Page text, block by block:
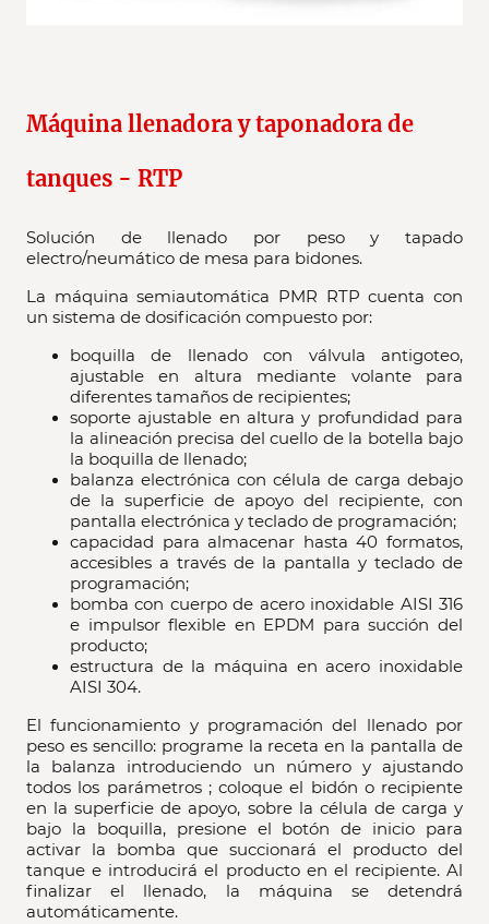
Máquina llenadora y taponadora de
tanques - RTP
Solución de llenado por peso y tapado
electro/neumático de mesa para bidones.
La máquina semiautomática PMR RTP cuenta con
un sistema de dosificación compuesto por:
boquilla de llenado con válvula antigoteo,
ajustable en altura mediante volante para
diferentes tamaños de recipientes;
soporte ajustable en altura y profundidad para
la alineación precisa del cuello de la botella bajo
la boquilla de llenado;
balanza electrónica con célula de carga debajo
de la superficie de apoyo del recipiente, con
pantalla electrónica y teclado de programación;
capacidad para almacenar hasta 40 formatos,
accesibles a través de la pantalla y teclado de
programación;
bomba con cuerpo de acero inoxidable AISI 316
e impulsor flexible en EPDM para succión del
producto;
estructura de la máquina en acero inoxidable
AISI 304.
El funcionamiento y programación del llenado por
peso es sencillo: programe la receta en la pantalla de
la balanza introduciendo un número y ajustando
todos los parámetros ; coloque el bidón o recipiente
en la superficie de apoyo, sobre la célula de carga y
bajo la boquilla, presione el botón de inicio para
activar la bomba que succionará el producto del
tanque e introducirá el producto en el recipiente. Al
finalizar el llenado, la máquina se detendrá
automáticamente.